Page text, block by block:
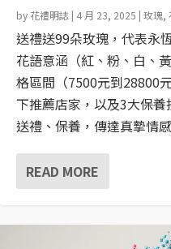
by花禮明誌 | 4 月 23, 2025 | 玫瑰,
送禮送99朵玫瑰，代表永
花語意涵（紅、粉、白、
格區間（7500元到28800
下推薦店家，以及3大保養
送禮、保養，傳達真摯情
READ MORE